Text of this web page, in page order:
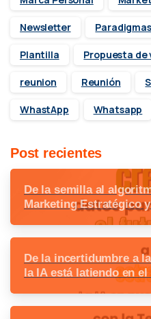
Newsletter Paradigmas
Plantilla Propuesta de
reunion Reunión
WhastApp Whatsapp
Post recientes
De la semilla al
Marketing Estratégico
De la incertidumbre a
la IA está latiendo en